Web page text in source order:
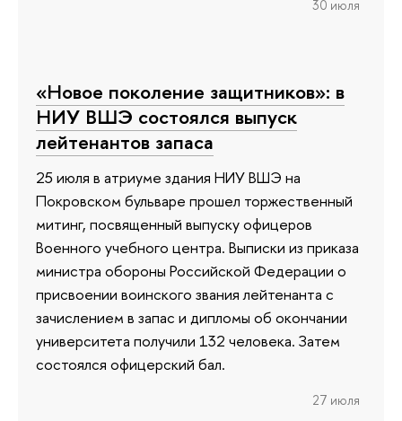
30 июля
«Новое поколение защитников»: в
НИУ ВШЭ состоялся выпуск
лейтенантов запаса
25 июля в атриуме здания НИУ ВШЭ на
Покровском бульваре прошел торжественный
митинг, посвященный выпуску офицеров
Военного учебного центра. Выписки из приказа
министра обороны Российской Федерации о
присвоении воинского звания лейтенанта с
зачислением в запас и дипломы об окончании
университета получили 132 человека. Затем
состоялся офицерский бал.
27 июля